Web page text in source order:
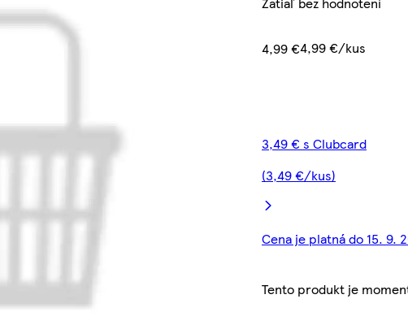
4,99 €4,99 €/kus
3,49 € s Clubcard
(3,49 €/kus)
Cena je platná do 15. 9.
Tento produkt je